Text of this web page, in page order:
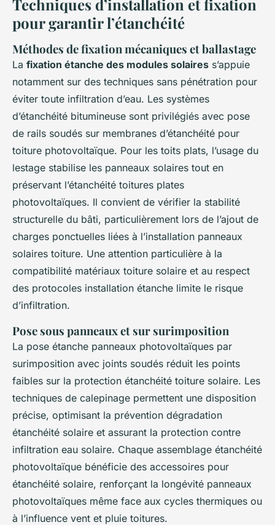
Techniques d’installation et fixation
pour garantir l’étanchéité
Méthodes de fixation mécaniques et ballastage
La fixation étanche des modules solaires s’appuie
notamment sur des techniques sans pénétration pour
éviter toute infiltration d’eau. Les systèmes
d’étanchéité bitumineuse sont privilégiés avec pose
de rails soudés sur membranes d’étanchéité pour
toiture photovoltaïque. Pour les toits plats, l’usage du
lestage stabilise les panneaux solaires tout en
préservant l’étanchéité toitures plates
photovoltaïques. Il convient de vérifier la stabilité
structurelle du bâti, particulièrement lors de l’ajout de
charges ponctuelles liées à l’installation panneaux
solaires toiture. Une attention particulière à la
compatibilité matériaux toiture solaire et au respect
des protocoles installation étanche limite le risque
d’infiltration.
Pose sous panneaux et sur surimposition
La pose étanche panneaux photovoltaïques par
surimposition avec joints soudés réduit les points
faibles sur la protection étanchéité toiture solaire. Les
techniques de calepinage permettent une disposition
précise, optimisant la prévention dégradation
étanchéité solaire et assurant la protection contre
infiltration eau solaire. Chaque assemblage étanchéité
photovoltaïque bénéficie des accessoires pour
étanchéité solaire, renforçant la longévité panneaux
photovoltaïques même face aux cycles thermiques ou
à l’influence vent et pluie toitures.